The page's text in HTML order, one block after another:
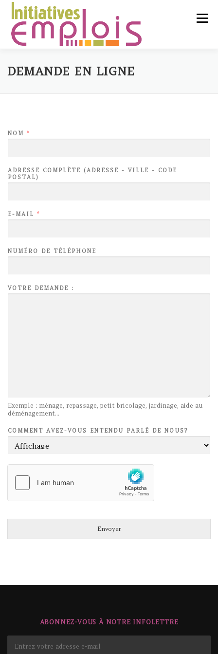
Aller
contenu
Menu
L’ASSOCIATION
CHERCHEURS D’EMPLOI
LIENS UTILES
DEMANDE EN LIGNE
NOM *
ADRESSE COMPLÈTE (ADRESSE - VILLE - CODE
POSTAL)
E-MAIL *
NUMÉRO DE TÉLÉPHONE
VOTRE DEMANDE :
Exemple : ménage, repassage, petit bricolage, jardinage, aide au
déménagement...
COMMENT AVEZ-VOUS ENTENDU PARLÉ DE NOUS?
Envoyer
ABONNEZ-VOUS À NOTRE INFOLETTRE